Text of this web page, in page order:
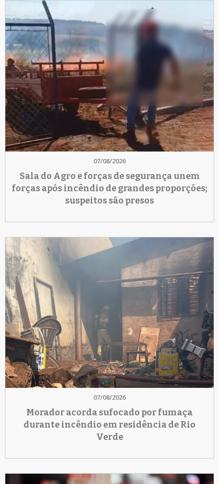
07/08/2026
Sala do Agro e forças de segurança unem
forças após incêndio de grandes proporções;
suspeitos são presos
07/08/2026
Morador acorda sufocado por fumaça
durante incêndio em residência de Rio
Verde